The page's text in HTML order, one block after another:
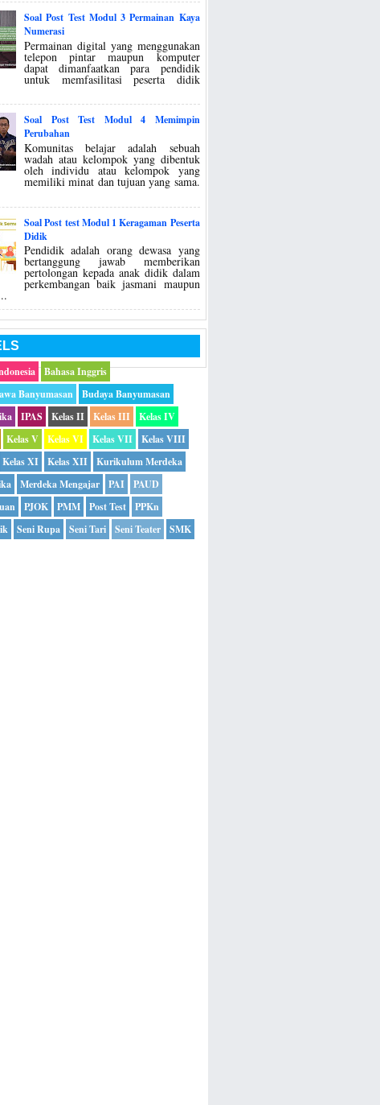
Soal Post Test Modul 3 Permainan Kaya
Numerasi
Permainan digital yang menggunakan
telepon pintar maupun komputer
dapat dimanfaatkan para pendidik
untuk memfasilitasi peserta didik
Soal Post Test Modul 4 Memimpin
Perubahan
Komunitas belajar adalah sebuah
wadah atau kelompok yang dibentuk
oleh individu atau kelompok yang
memiliki minat dan tujuan yang sama.
Soal Post test Modul 1 Keragaman Peserta
Didik
Pendidik adalah orang dewasa yang
bertanggung jawab memberikan
pertolongan kepada anak didik dalam
perkembangan baik jasmani maupun
Bahasa Inggris
Banyumasan
Budaya Banyumasan
IPAS Kelas II Kelas III
Kelas IV
Kelas V Kelas VI Kelas VII
Kelas VIII
Kelas XI Kelas XII
Kurikulum Merdeka
Merdeka Mengajar PAI
PAUD
PJOK PMM Post Test
PPKn
Seni Rupa Seni Tari Seni Teater SMK